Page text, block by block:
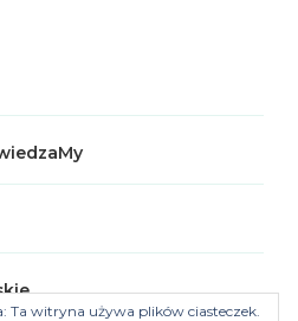
Ta witryna używa plików ciasteczek.